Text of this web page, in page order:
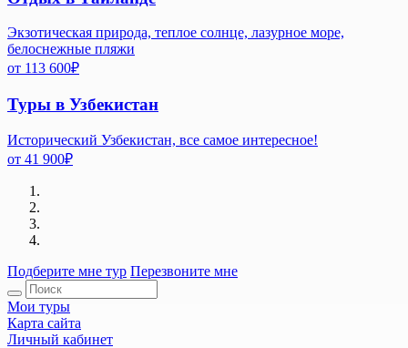
Экзотическая природа, теплое солнце, лазурное море,
белоснежные пляжи
от 113 600₽
Туры в Узбекистан
Исторический Узбекистан, все самое интересное!
от 41 900₽
Подберите мне тур Перезвоните мне
Мои туры
Карта сайта
Личный кабинет